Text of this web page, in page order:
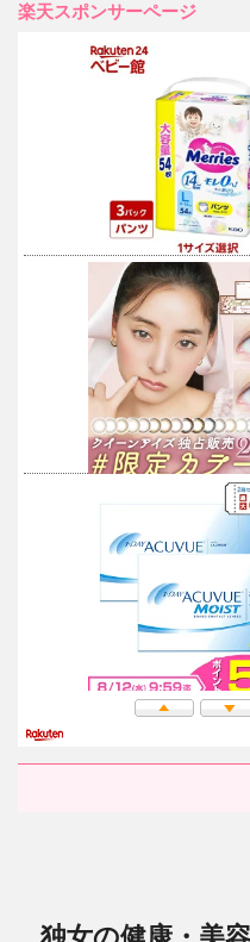
楽天スポンサーページ